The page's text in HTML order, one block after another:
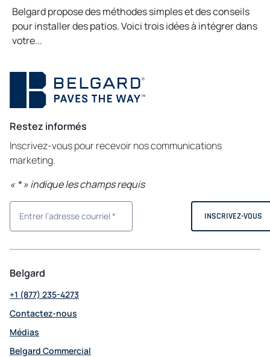
Belgard propose des méthodes simples et des conseils
pour installer des patios. Voici trois idées à intégrer dans
votre...
Restez informés
Inscrivez-vous pour recevoir nos communications
marketing.
« *» indique les champs requis
Belgard
+1 (877) 235-4273
Contactez-nous
Médias
Belgard Commercial